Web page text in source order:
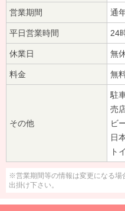
営業期間 通
平日営業時間 24
休業日 無
料金 無
その他
駐
売
ビ
日
ト
※営業期間等の情報は変更になる場
出掛け下さい。